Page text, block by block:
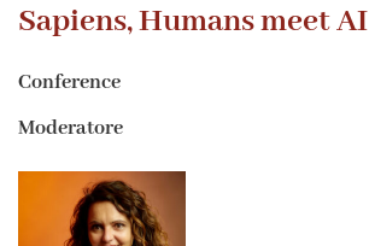
Sapiens, Humans meet AI
Conference
Moderatore